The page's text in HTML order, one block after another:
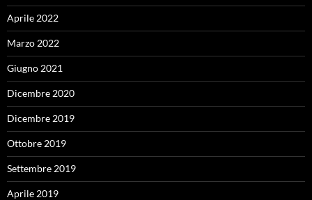
Aprile 2022
Marzo 2022
Giugno 2021
Dicembre 2020
Dicembre 2019
Ottobre 2019
Settembre 2019
Aprile 2019